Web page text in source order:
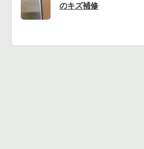
のキズ補修